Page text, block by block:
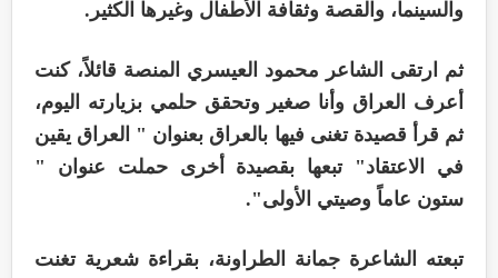
والسينما، والقصة وثقافة الأطفال وغيرها الكثير.
ثم ارتقى الشاعر محمود العيسري المنصة قائلاً، كنت
أعرف العراق وأنا صغير وتحقق حلمي بزيارته اليوم،
ثم قرأ قصيدة تغنى فيها بالعراق بعنوان " العراق يقين
في الاعتقاد" تبعها بقصيدة أخرى حملت عنوان "
ستون عاماً وصيتي الأولى".
تبعته الشاعرة جمانة الطراونة، بقراءة شعرية تغنت